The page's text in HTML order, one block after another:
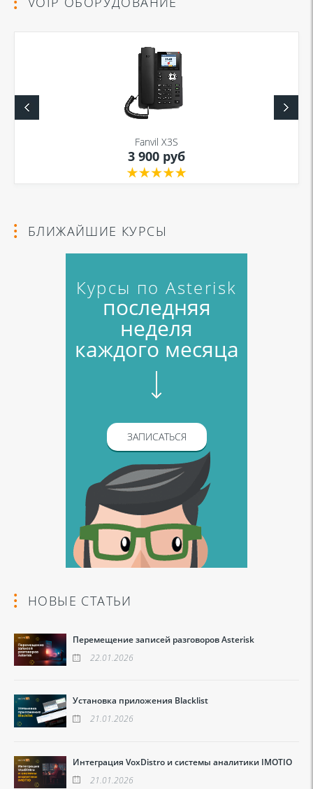
Я даю согласие на обработку моих персональных данных для связи
Политикой в отношении обработки персональных
Политикой конфиденциальности
Я даю согласие на обработку моих персональных данных для связи
Политикой в отношении обработки персональных
Fanvil X3S
3 900 руб
БЛИЖАЙШИЕ КУРСЫ
Курсы по Asterisk
последняя
неделя
каждого месяца
ЗАПИСАТЬСЯ
НОВЫЕ СТАТЬИ
Перемещение записей разговоров Asterisk
22.01.2026
Установка приложения Blacklist
21.01.2026
Интеграция VoxDistro и системы аналитики IMOTIO
21.01.2026